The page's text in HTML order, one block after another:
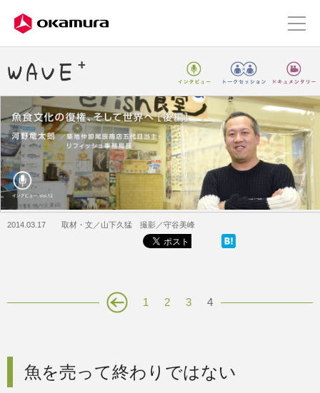
2014.03.17 取材・文／山下久猛 撮影／守谷美峰
1 2 3 4
魚を売って終わりではない